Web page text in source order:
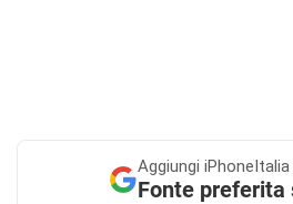
Aggiungi
Fonte preferita